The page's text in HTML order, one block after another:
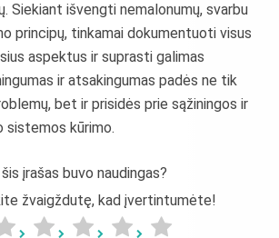
Siekiant išvengti nemalonumų, svarbu
principų, tinkamai dokumentuoti visus
aspektus ir suprasti galimas
ir atsakingumas padės ne tik
bet ir prisidės prie sąžiningos ir
sistemos kūrimo.
įrašas buvo naudingas?
žvaigždutę, kad įvertintumėte!